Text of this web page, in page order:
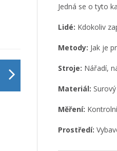
Jedná se o tyto
Lidé: Kdokoliv
Metody: Jak je
Stroje: Nářadí,
Materiál:
Měření:
Prostředí: